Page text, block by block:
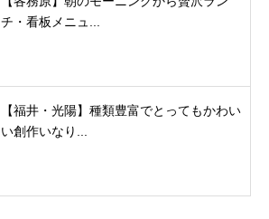
チ・看板メニュ...
【福井・光陽】種類豊富でとってもかわい
い創作いなり...